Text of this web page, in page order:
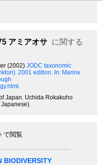
アミアオサ に関する
(2002) JODC taxonomic
2001 edition. In: Marine
Japan. Uchida Rokakuho
で閲覧
BIODIVERSITY